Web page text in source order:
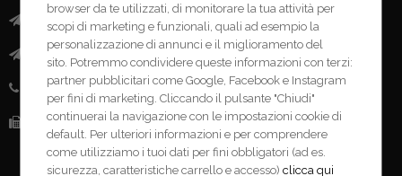
info@ferramentacima.com
Pec:
Telefono: (+39) 0376 943911
Fax:(+39) 0376 943913
browser da te utilizzati, di monitorare la tua attività per
scopi di marketing e funzionali, quali ad esempio la
personalizzazione di annunci e il miglioramento del
sito. Potremmo condividere queste informazioni con terzi:
partner pubblicitari come Google, Facebook e Instagram
per fini di marketing. Cliccando il pulsante "Chiudi"
continuerai la navigazione con le impostazioni cookie di
default. Per ulteriori informazioni e per comprendere
come utilizziamo i tuoi dati per fini obbligatori (ad es.
sicurezza, caratteristiche carrello e accesso)clicca qui